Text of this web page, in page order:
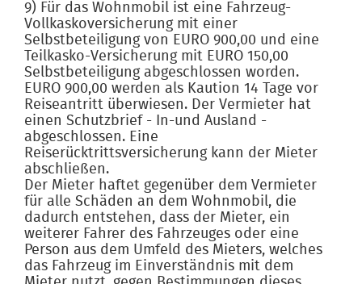
9) Für das Wohnmobil ist eine Fahrzeug-
Vollkaskoversicherung mit einer
Selbstbeteiligung von EURO 900,00 und eine
Teilkasko-Versicherung mit EURO 150,00
Selbstbeteiligung abgeschlossen worden.
EURO 900,00 werden als Kaution 14 Tage vor
Reiseantritt überwiesen. Der Vermieter hat
einen Schutzbrief - In-und Ausland -
abgeschlossen. Eine
Reiserücktrittsversicherung kann der Mieter
abschließen.
Der Mieter haftet gegenüber dem Vermieter
für alle Schäden an dem Wohnmobil, die
dadurch entstehen, dass der Mieter, ein
weiterer Fahrer des Fahrzeuges oder eine
Person aus dem Umfeld des Mieters, welches
das Fahrzeug im Einverständnis mit dem